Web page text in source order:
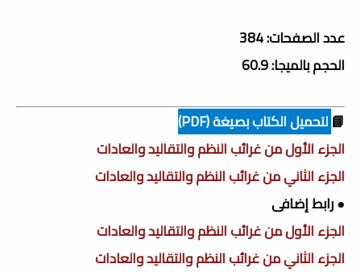
عدد الصفحات: 384
الحجم بالميجا: 60.9
📘لتحميل الكتاب بصيغة (PDF)
الجزء الأول من غرائب النظم والتقاليد والعادات
الجزء الثاني من غرائب النظم والتقاليد والعادات
● رابط إضافى
الجزء الأول من غرائب النظم والتقاليد والعادات
الجزء الثاني من غرائب النظم والتقاليد والعادات